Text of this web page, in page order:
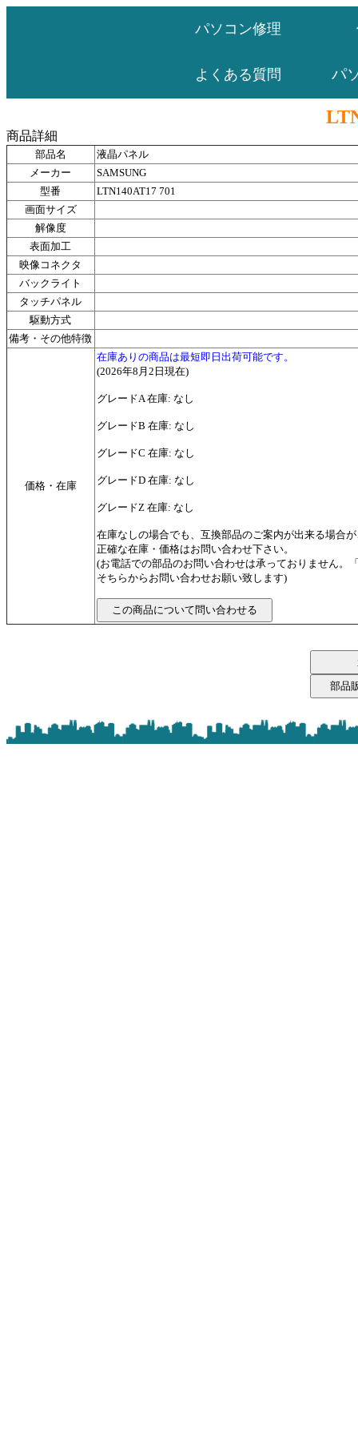
パソコン修理
よくある質問 パ
商品詳細
部品名
液晶パネル
メーカー
SAMSUNG
型番
LTN140AT17 701
画面サイズ
解像度
表面加工
映像コネクタ
バックライト
タッチパネル
駆動方式
備考・その他特徴
価格・在庫
在庫ありの商品は最短即日出荷可能です。
(2026年8月2日現在)
グレードA 在庫: なし
グレードB 在庫: なし
グレードC 在庫: なし
グレードD 在庫: なし
グレードZ 在庫: なし
在庫なしの場合でも、互換部品のご案内が出来る場合
正確な在庫・価格はお問い合わせ下さい。
(お電話での部品のお問い合わせは承っておりません。
そちらからお問い合わせお願い致します)